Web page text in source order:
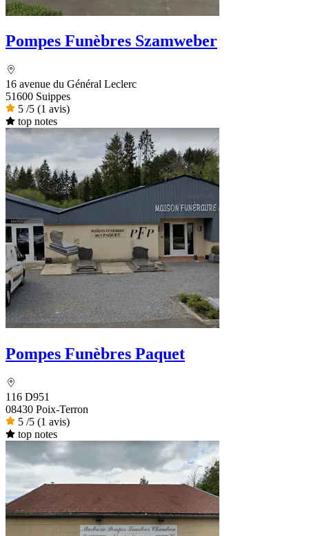
Pompes Funèbres Szamweber
16 avenue du Général Leclerc
51600 Suippes
5 /5 (1 avis)
top notes
Pompes Funèbres Paquet
116 D951
08430 Poix-Terron
5 /5 (1 avis)
top notes